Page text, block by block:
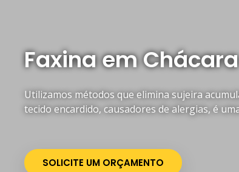
Faxina em
Utilizamos métodos que elimina sujeira
tecido encardido, causadores de alergias, é
SOLICITE UM ORÇAMENTO